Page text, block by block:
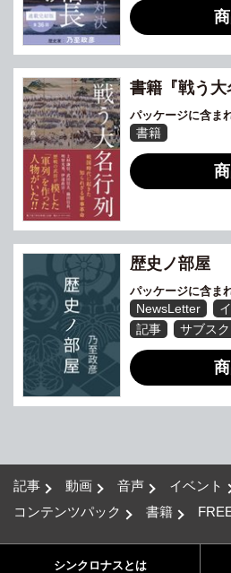
書籍『戦う
パッケージに含ま
書籍
歴史ノ部屋
パッケージに含ま
NewsLetter
記事
サブスク
記事 動画 音声 イベント
コンテンツパック
書籍
シンクロナスとは